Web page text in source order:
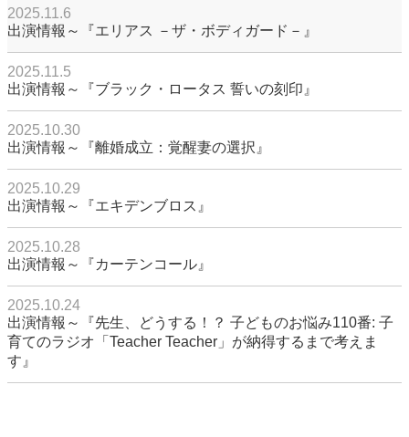
2025.11.6
出演情報～『エリアス －ザ・ボディガード－』
2025.11.5
出演情報～『ブラック・ロータス 誓いの刻印』
2025.10.30
出演情報～『離婚成立：覚醒妻の選択』
2025.10.29
出演情報～『エキデンブロス』
2025.10.28
出演情報～『カーテンコール』
2025.10.24
出演情報～『先生、どうする！？ 子どものお悩み110番: 子
育てのラジオ「Teacher Teacher」が納得するまで考えま
す』